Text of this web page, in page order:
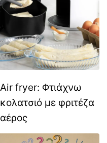
Air fryer: Φτιάχνω
κολατσιό με φριτέζα
αέρος